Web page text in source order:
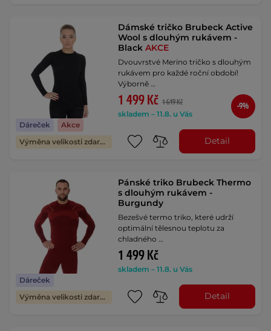
Dáreček
Akce
Výměna velikosti zdarma
Dámské tričko Brubeck Active
Wool s dlouhým rukávem -
BlackAKCE
Dvouvrstvé Merino tričko s dlouhým
rukávem pro každé roční období!
Výborně …
1 499 Kč 1 649 Kč
skladem – 11.8. u Vás
-9%
Detail
Dáreček
Výměna velikosti zdarma
Pánské triko Brubeck Thermo
s dlouhým rukávem -
Burgundy
Bezešvé termo triko, které udrží
optimální tělesnou teplotu za
chladného …
1 499 Kč
skladem – 11.8. u Vás
Detail